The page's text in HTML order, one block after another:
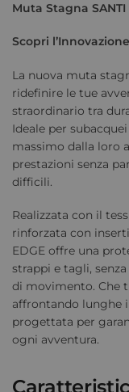
Muta Stagna SANTI
Scopri
La nuova muta
ridefinire le tue
straordinario tra
Ideale per
massimo dalla loro
prestazioni senza
difficili.
Realizzata con il
rinforzata con
EDGE offre una
strappi e tagli,
di movimento. Che
affrontando lunghe
progettata per
ogni avventura.